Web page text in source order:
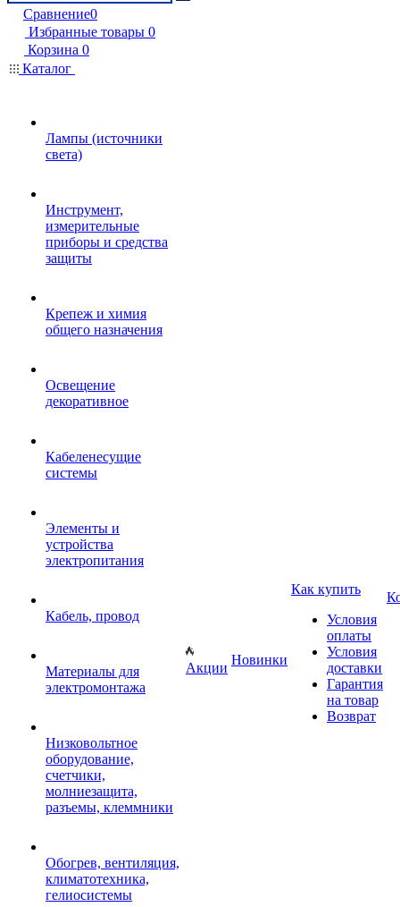
Сравнение0
Избранные товары 0
Корзина 0
Каталог
Лампы (источники
света)
Инструмент,
измерительные
приборы и средства
защиты
Крепеж и химия
общего назначения
Освещение
декоративное
Кабеленесущие
системы
Элементы и
устройства
электропитания
Кабель, провод
Материалы для
электромонтажа
Низковольтное
оборудование,
счетчики,
молниезащита,
разъемы, клеммники
Обогрев, вентиляция,
климатотехника,
гелиосистемы
Акции
Новинки
Как купить
Условия
оплаты
Условия
доставки
Гарантия
на товар
Возврат